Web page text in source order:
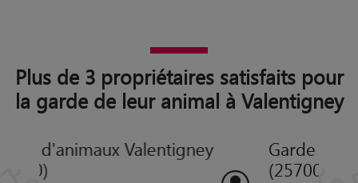
Plus de 3 propriétaires satisfaits pour
la garde de leur animal à Valentigney
Garde d'animaux Valentigney